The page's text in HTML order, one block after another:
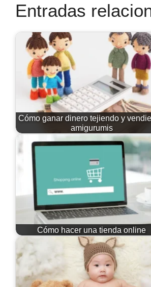
Entradas
Cómo ganar dinero tejiendo y
amigurumis
Cómo hacer una tienda online